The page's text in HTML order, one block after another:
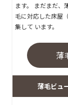
ます。 まだまだ、
毛に対応した床屋
集して います。
薄
薄毛ビュ